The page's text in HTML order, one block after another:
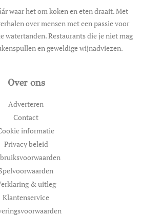
waar het om koken en eten draait. Met
over mensen met een passie voor
watertanden. Restaurants die je niet mag
en geweldige wijnadviezen.
Over ons
Adverteren
Contact
informatie
Privacy beleid
& uitleg
Klantenservice